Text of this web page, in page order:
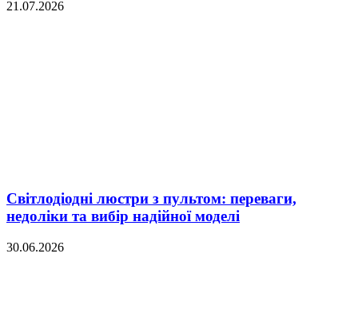
21.07.2026
Світлодіодні люстри з пультом: переваги,
недоліки та вибір надійної моделі
30.06.2026